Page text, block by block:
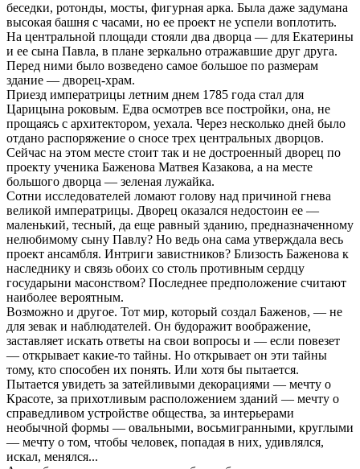
беседки, ротонды, мосты, фигурная арка. Была даже задумана
высокая башня с часами, но ее проект не успели воплотить.
На центральной площади стояли два дворца — для Екатерины
и ее сына Павла, в плане зеркально отражавшие друг друга.
Перед ними было возведено самое большое по размерам
здание — дворец-храм.
Приезд императрицы летним днем 1785 года стал для
Царицына роковым. Едва осмотрев все постройки, она, не
прощаясь с архитектором, уехала. Через несколько дней было
отдано распоряжение о сносе трех центральных дворцов.
Сейчас на этом месте стоит так и не достроенный дворец по
проекту ученика Баженова Матвея Казакова, а на месте
большого дворца — зеленая лужайка.
Сотни исследователей ломают голову над причиной гнева
великой императрицы. Дворец оказался недостоин ее —
маленький, тесный, да еще равный зданию, предназначенному
нелюбимому сыну Павлу? Но ведь она сама утверждала весь
проект ансамбля. Интриги завистников? Близость Баженова к
наследнику и связь обоих со столь противным сердцу
государыни масонством? Последнее предположение считают
наиболее вероятным.
Возможно и другое. Тот мир, который создал Баженов, — не
для зевак и наблюдателей. Он будоражит воображение,
заставляет искать ответы на свои вопросы и — если повезет
— открывает какие-то тайны. Но открывает он эти тайны
тому, кто способен их понять. Или хотя бы пытается.
Пытается увидеть за затейливыми декорациями — мечту о
Красоте, за прихотливым расположением зданий — мечту о
справедливом устройстве общества, за интерьерами
необычной формы — овальными, восьмигранными, круглыми
— мечту о том, чтобы человек, попадая в них, удивлялся,
искал, менялся...